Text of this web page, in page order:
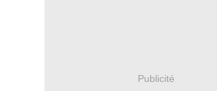
Publicité